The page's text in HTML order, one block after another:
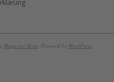
Magazine Hoot. Powered by WordPress.